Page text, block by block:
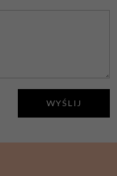
WYŚLIJ